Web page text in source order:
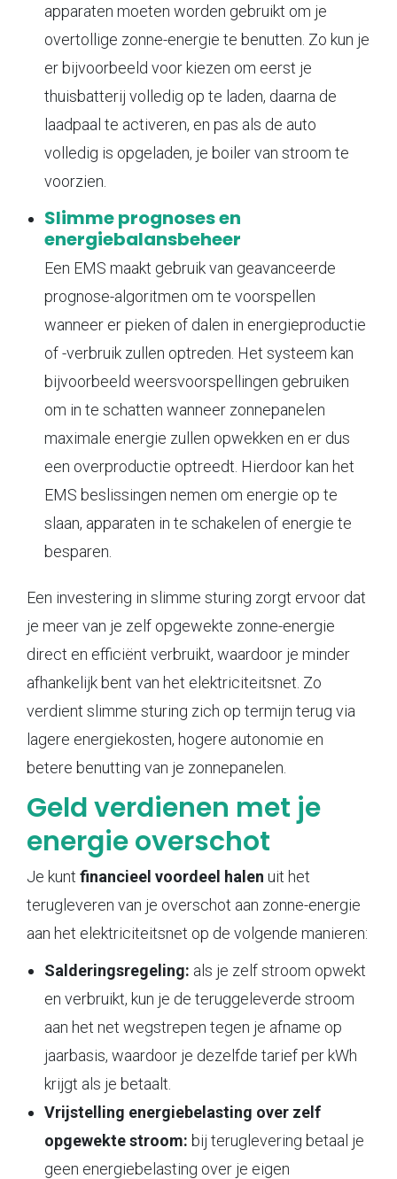
apparaten moeten worden gebruikt om je
overtollige zonne-energie te benutten. Zo kun je
er bijvoorbeeld voor kiezen om eerst je
thuisbatterij volledig op te laden, daarna de
laadpaal te activeren, en pas als de auto
volledig is opgeladen, je boiler van stroom te
voorzien.
Slimme prognoses en
energiebalansbeheer
Een EMS maakt gebruik van geavanceerde
prognose-algoritmen om te voorspellen
wanneer er pieken of dalen in energieproductie
of -verbruik zullen optreden. Het systeem kan
bijvoorbeeld weersvoorspellingen gebruiken
om in te schatten wanneer zonnepanelen
maximale energie zullen opwekken en er dus
een overproductie optreedt. Hierdoor kan het
EMS beslissingen nemen om energie op te
slaan, apparaten in te schakelen of energie te
besparen.
Een investering in slimme sturing zorgt ervoor dat
je meer van je zelf opgewekte zonne-energie
direct en efficiënt verbruikt, waardoor je minder
afhankelijk bent van het elektriciteitsnet. Zo
verdient slimme sturing zich op termijn terug via
lagere energiekosten, hogere autonomie en
betere benutting van je zonnepanelen.
Geld verdienen met je
energie overschot
Je kunt financieel voordeel halen uit het
terugleveren van je overschot aan zonne-energie
aan het elektriciteitsnet op de volgende manieren:
Salderingsregeling: als je zelf stroom opwekt
en verbruikt, kun je de teruggeleverde stroom
aan het net wegstrepen tegen je afname op
jaarbasis, waardoor je dezelfde tarief per kWh
krijgt als je betaalt.
Vrijstelling energiebelasting over zelf
opgewekte stroom: bij teruglevering betaal je
geen energiebelasting over je eigen